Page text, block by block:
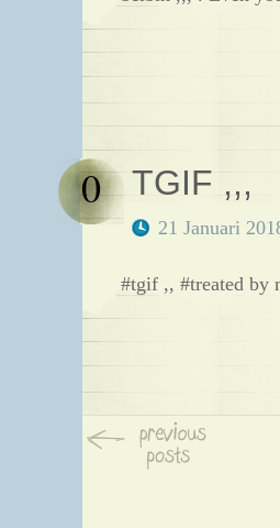
TGIF ,,,
21 Januari
0
#tgif ,, #treated by